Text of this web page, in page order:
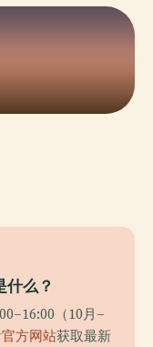
什么？
（10月–
官方网站获取最新